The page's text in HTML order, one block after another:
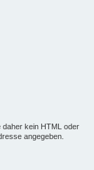
kein HTML oder
angegeben.